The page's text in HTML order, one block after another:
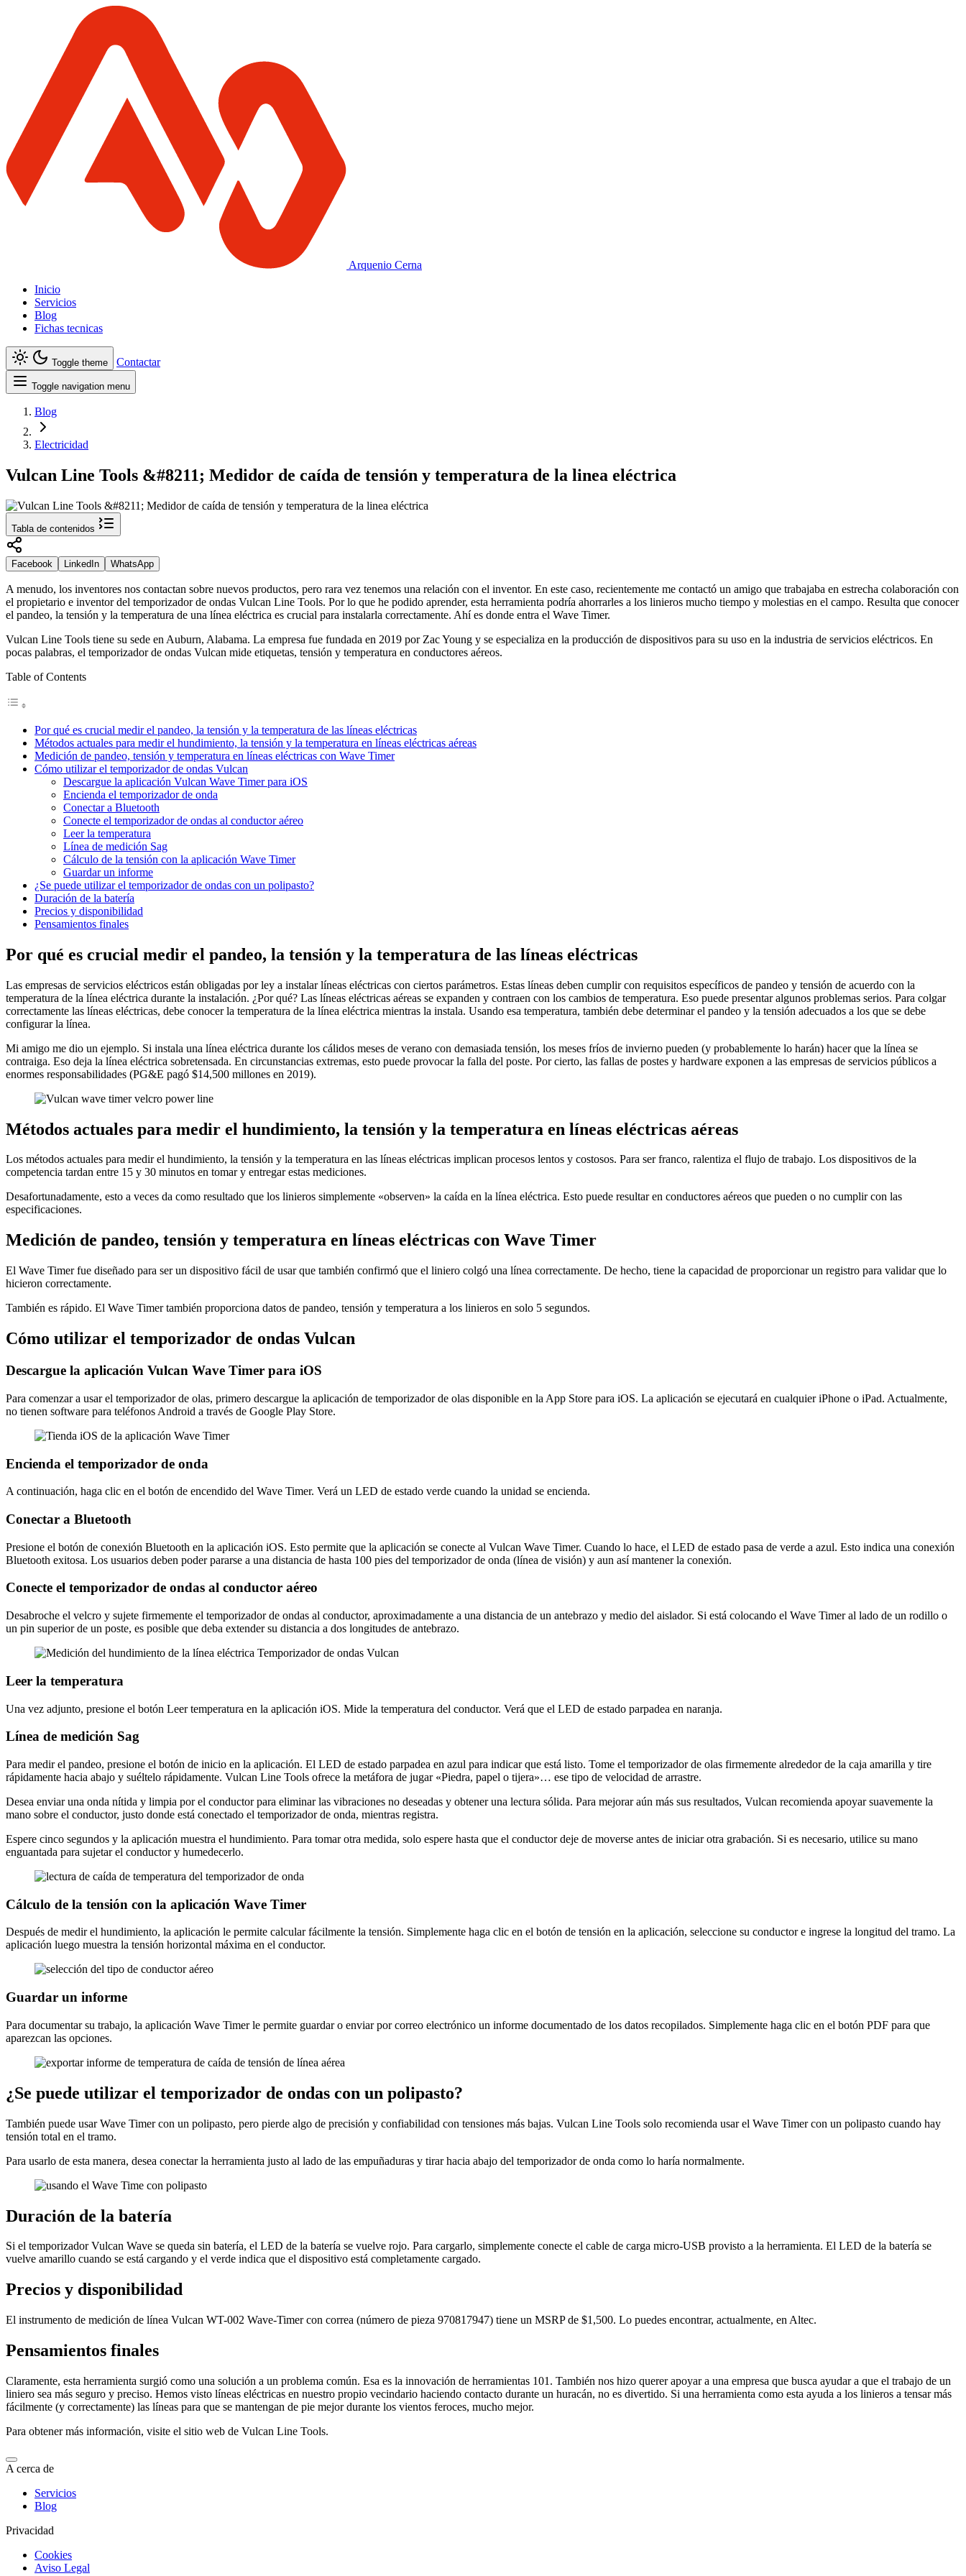
Arquenio Cerna
Inicio
Servicios
Blog
Fichas tecnicas
Toggle theme Contactar
Toggle navigation menu
Blog
Electricidad
Vulcan Line Tools &#8211; Medidor de caída de tensión y temperatura de la linea eléctrica
Tabla de contenidos
Facebook LinkedIn WhatsApp
A menudo, los inventores nos contactan sobre nuevos productos, pero rara vez tenemos una relación con el inventor. En este caso, recientemente me contactó un amigo que trabajaba en estrecha colaboración con
el propietario e inventor del temporizador de ondas Vulcan Line Tools. Por lo que he podido aprender, esta herramienta podría ahorrarles a los linieros mucho tiempo y molestias en el campo. Resulta que conocer
el pandeo, la tensión y la temperatura de una línea eléctrica es crucial para instalarla correctamente. Ahí es donde entra el Wave Timer.
Vulcan Line Tools tiene su sede en Auburn, Alabama. La empresa fue fundada en 2019 por Zac Young y se especializa en la producción de dispositivos para su uso en la industria de servicios eléctricos. En
pocas palabras, el temporizador de ondas Vulcan mide etiquetas, tensión y temperatura en conductores aéreos.
Table of Contents
Por qué es crucial medir el pandeo, la tensión y la temperatura de las líneas eléctricas
Métodos actuales para medir el hundimiento, la tensión y la temperatura en líneas eléctricas aéreas
Medición de pandeo, tensión y temperatura en líneas eléctricas con Wave Timer
Cómo utilizar el temporizador de ondas Vulcan
Descargue la aplicación Vulcan Wave Timer para iOS
Encienda el temporizador de onda
Conectar a Bluetooth
Conecte el temporizador de ondas al conductor aéreo
Leer la temperatura
Línea de medición Sag
Cálculo de la tensión con la aplicación Wave Timer
Guardar un informe
¿Se puede utilizar el temporizador de ondas con un polipasto?
Duración de la batería
Precios y disponibilidad
Pensamientos finales
Por qué es crucial medir el pandeo, la tensión y la temperatura de las líneas eléctricas
Las empresas de servicios eléctricos están obligadas por ley a instalar líneas eléctricas con ciertos parámetros. Estas líneas deben cumplir con requisitos específicos de pandeo y tensión de acuerdo con la
temperatura de la línea eléctrica durante la instalación. ¿Por qué? Las líneas eléctricas aéreas se expanden y contraen con los cambios de temperatura. Eso puede presentar algunos problemas serios. Para colgar
correctamente las líneas eléctricas, debe conocer la temperatura de la línea eléctrica mientras la instala. Usando esa temperatura, también debe determinar el pandeo y la tensión adecuados a los que se debe
configurar la línea.
Mi amigo me dio un ejemplo. Si instala una línea eléctrica durante los cálidos meses de verano con demasiada tensión, los meses fríos de invierno pueden (y probablemente lo harán) hacer que la línea se
contraiga. Eso deja la línea eléctrica sobretensada. En circunstancias extremas, esto puede provocar la falla del poste. Por cierto, las fallas de postes y hardware exponen a las empresas de servicios públicos a
enormes responsabilidades (PG&E pagó $14,500 millones en 2019).
Métodos actuales para medir el hundimiento, la tensión y la temperatura en líneas eléctricas aéreas
Los métodos actuales para medir el hundimiento, la tensión y la temperatura en las líneas eléctricas implican procesos lentos y costosos. Para ser franco, ralentiza el flujo de trabajo. Los dispositivos de la
competencia tardan entre 15 y 30 minutos en tomar y entregar estas mediciones.
Desafortunadamente, esto a veces da como resultado que los linieros simplemente «observen» la caída en la línea eléctrica. Esto puede resultar en conductores aéreos que pueden o no cumplir con las
especificaciones.
Medición de pandeo, tensión y temperatura en líneas eléctricas con Wave Timer
El Wave Timer fue diseñado para ser un dispositivo fácil de usar que también confirmó que el liniero colgó una línea correctamente. De hecho, tiene la capacidad de proporcionar un registro para validar que lo
hicieron correctamente.
También es rápido. El Wave Timer también proporciona datos de pandeo, tensión y temperatura a los linieros en solo 5 segundos.
Cómo utilizar el temporizador de ondas Vulcan
Descargue la aplicación Vulcan Wave Timer para iOS
Para comenzar a usar el temporizador de olas, primero descargue la aplicación de temporizador de olas disponible en la App Store para iOS. La aplicación se ejecutará en cualquier iPhone o iPad. Actualmente,
no tienen software para teléfonos Android a través de Google Play Store.
Encienda el temporizador de onda
A continuación, haga clic en el botón de encendido del Wave Timer. Verá un LED de estado verde cuando la unidad se encienda.
Conectar a Bluetooth
Presione el botón de conexión Bluetooth en la aplicación iOS. Esto permite que la aplicación se conecte al Vulcan Wave Timer. Cuando lo hace, el LED de estado pasa de verde a azul. Esto indica una conexión
Bluetooth exitosa. Los usuarios deben poder pararse a una distancia de hasta 100 pies del temporizador de onda (línea de visión) y aun así mantener la conexión.
Conecte el temporizador de ondas al conductor aéreo
Desabroche el velcro y sujete firmemente el temporizador de ondas al conductor, aproximadamente a una distancia de un antebrazo y medio del aislador. Si está colocando el Wave Timer al lado de un rodillo o
un pin superior de un poste, es posible que deba extender su distancia a dos longitudes de antebrazo.
Leer la temperatura
Una vez adjunto, presione el botón Leer temperatura en la aplicación iOS. Mide la temperatura del conductor. Verá que el LED de estado parpadea en naranja.
Línea de medición Sag
Para medir el pandeo, presione el botón de inicio en la aplicación. El LED de estado parpadea en azul para indicar que está listo. Tome el temporizador de olas firmemente alrededor de la caja amarilla y tire
rápidamente hacia abajo y suéltelo rápidamente. Vulcan Line Tools ofrece la metáfora de jugar «Piedra, papel o tijera»… ese tipo de velocidad de arrastre.
Desea enviar una onda nítida y limpia por el conductor para eliminar las vibraciones no deseadas y obtener una lectura sólida. Para mejorar aún más sus resultados, Vulcan recomienda apoyar suavemente la
mano sobre el conductor, justo donde está conectado el temporizador de onda, mientras registra.
Espere cinco segundos y la aplicación muestra el hundimiento. Para tomar otra medida, solo espere hasta que el conductor deje de moverse antes de iniciar otra grabación. Si es necesario, utilice su mano
enguantada para sujetar el conductor y humedecerlo.
Cálculo de la tensión con la aplicación Wave Timer
Después de medir el hundimiento, la aplicación le permite calcular fácilmente la tensión. Simplemente haga clic en el botón de tensión en la aplicación, seleccione su conductor e ingrese la longitud del tramo. La
aplicación luego muestra la tensión horizontal máxima en el conductor.
Guardar un informe
Para documentar su trabajo, la aplicación Wave Timer le permite guardar o enviar por correo electrónico un informe documentado de los datos recopilados. Simplemente haga clic en el botón PDF para que
aparezcan las opciones.
¿Se puede utilizar el temporizador de ondas con un polipasto?
También puede usar Wave Timer con un polipasto, pero pierde algo de precisión y confiabilidad con tensiones más bajas. Vulcan Line Tools solo recomienda usar el Wave Timer con un polipasto cuando hay
tensión total en el tramo.
Para usarlo de esta manera, desea conectar la herramienta justo al lado de las empuñaduras y tirar hacia abajo del temporizador de onda como lo haría normalmente.
Duración de la batería
Si el temporizador Vulcan Wave se queda sin batería, el LED de la batería se vuelve rojo. Para cargarlo, simplemente conecte el cable de carga micro-USB provisto a la herramienta. El LED de la batería se
vuelve amarillo cuando se está cargando y el verde indica que el dispositivo está completamente cargado.
Precios y disponibilidad
El instrumento de medición de línea Vulcan WT-002 Wave-Timer con correa (número de pieza 970817947) tiene un MSRP de $1,500. Lo puedes encontrar, actualmente, en Altec.
Pensamientos finales
Claramente, esta herramienta surgió como una solución a un problema común. Esa es la innovación de herramientas 101. También nos hizo querer apoyar a una empresa que busca ayudar a que el trabajo de un
liniero sea más seguro y preciso. Hemos visto líneas eléctricas en nuestro propio vecindario haciendo contacto durante un huracán, no es divertido. Si una herramienta como esta ayuda a los linieros a tensar más
fácilmente (y correctamente) las líneas para que se mantengan de pie mejor durante los vientos feroces, mucho mejor.
Para obtener más información, visite el sitio web de Vulcan Line Tools.
A cerca de
Servicios
Blog
Privacidad
Cookies
Aviso Legal